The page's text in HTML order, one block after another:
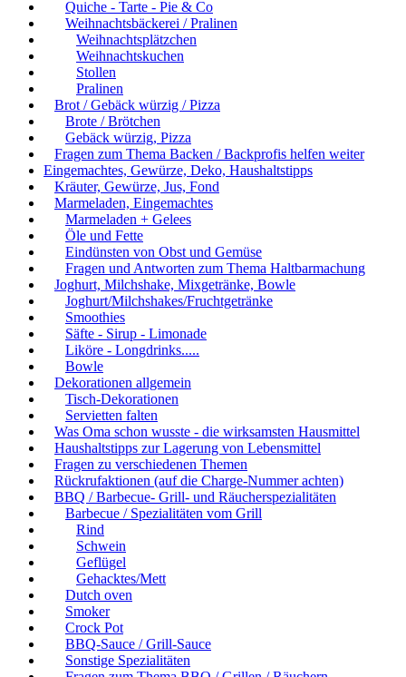
Quiche - Tarte - Pie & Co
Weihnachtsbäckerei / Pralinen
Weihnachtsplätzchen
Weihnachtskuchen
Stollen
Pralinen
Brot / Gebäck würzig / Pizza
Brote / Brötchen
Gebäck würzig, Pizza
Fragen zum Thema Backen / Backprofis helfen weiter
Eingemachtes, Gewürze, Deko, Haushaltstipps
Kräuter, Gewürze, Jus, Fond
Marmeladen, Eingemachtes
Marmeladen + Gelees
Öle und Fette
Eindünsten von Obst und Gemüse
Fragen und Antworten zum Thema Haltbarmachung
Joghurt, Milchshake, Mixgetränke, Bowle
Joghurt/Milchshakes/Fruchtgetränke
Smoothies
Säfte - Sirup - Limonade
Liköre - Longdrinks.....
Bowle
Dekorationen allgemein
Tisch-Dekorationen
Servietten falten
Was Oma schon wusste - die wirksamsten Hausmittel
Haushaltstipps zur Lagerung von Lebensmittel
Fragen zu verschiedenen Themen
Rückrufaktionen (auf die Charge-Nummer achten)
BBQ / Barbecue- Grill- und Räucherspezialitäten
Barbecue / Spezialitäten vom Grill
Rind
Schwein
Geflügel
Gehacktes/Mett
Dutch oven
Smoker
Crock Pot
BBQ-Sauce / Grill-Sauce
Sonstige Spezialitäten